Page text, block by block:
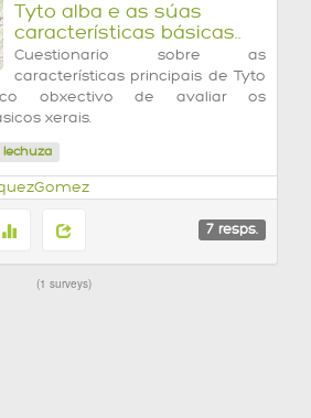
Tyto alba e as súas
características básicas..
Cuestionario sobre as
características principais de Tyto
obxectivo de avaliar os
xerais.
lechuza
7 resps.
1 surveys